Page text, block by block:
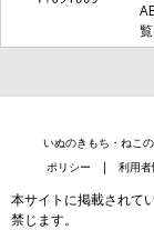
いぬのきもち・ねこ
ポリシー
利用
本サイトに掲載されて
禁じます。